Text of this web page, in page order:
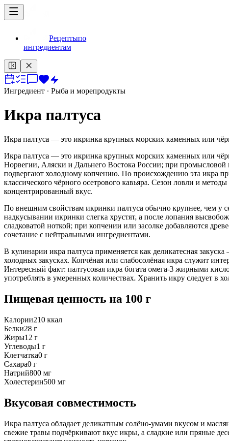
Рецептыпо
ингредиентам
Ингредиент · Рыба и морепродукты
Икра палтуса
Икра палтуса — это икринка крупных морских каменных или
Икра палтуса — это икринка крупных морских каменных или
Норвегии, Аляски и Дальнего Востока России; при промысловой
подвергают холодному копчению. По происхождению эта икра
классического чёрного осетрового кавьяра. Сезон ловли и
концентрированный вкус.
По внешним свойствам икринки палтуса обычно крупнее, чем у
надкусывании икринки слегка хрустят, а после лопания
сладковатой ноткой; при копчении или засолке добавляются
сочетание с нейтральными ингредиентами.
В кулинарии икра палтуса применяется как деликатесная
холодных закусках. Копчёная или слабосолёная икра служит
Интересный факт: палтусовая икра богата омега-3 жирными
употреблять в умеренных количествах. Хранить икру следует в
Пищевая ценность на 100 г
Калории210 ккал
Белки28 г
Жиры12 г
Углеводы1 г
Клетчатка0 г
Сахара0 г
Натрий800 мг
Холестерин500 мг
Вкусовая совместимость
Икра палтуса обладает деликатным солёно-умами вкусом и
свежие травы подчёркивают вкус икры, а сладкие или пряные